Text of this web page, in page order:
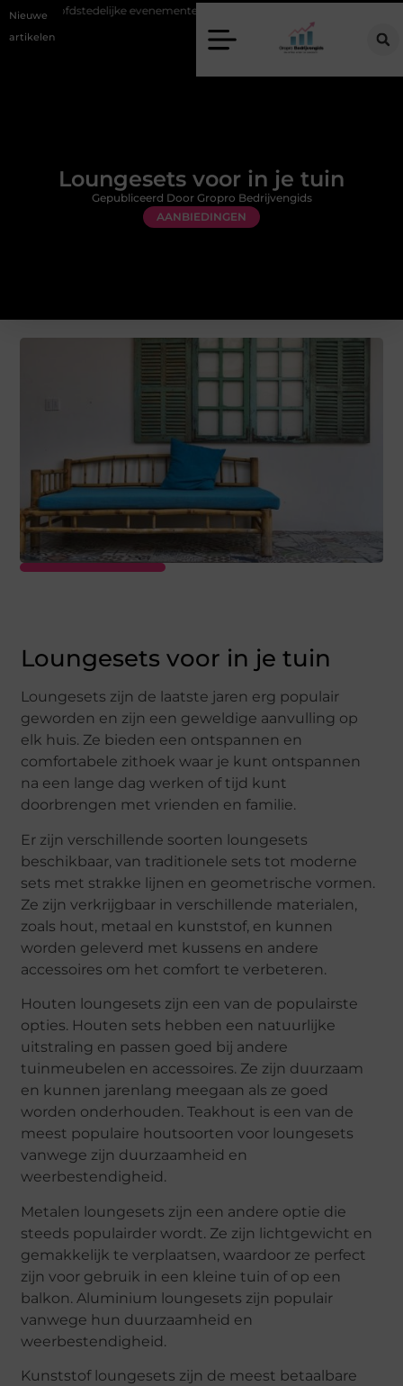
Nieuwe
artikelen
evenementen Alles over flexibele inzet van personeel
Loungesets voor in je tuin
AANBIEDINGEN
Gepubliceerd Door Gropro Bedrijvengids
Loungesets voor in je tuin
Loungesets zijn de laatste jaren erg populair
geworden en zijn een geweldige aanvulling op
elk huis. Ze bieden een ontspannen en
comfortabele zithoek waar je kunt ontspannen
na een lange dag werken of tijd kunt
doorbrengen met vrienden en familie.
Er zijn verschillende soorten loungesets
beschikbaar, van traditionele sets tot moderne
sets met strakke lijnen en geometrische vormen.
Ze zijn verkrijgbaar in verschillende materialen,
zoals hout, metaal en kunststof, en kunnen
worden geleverd met kussens en andere
accessoires om het comfort te verbeteren.
Houten loungesets zijn een van de populairste
opties. Houten sets hebben een natuurlijke
uitstraling en passen goed bij andere
tuinmeubelen en accessoires. Ze zijn duurzaam
en kunnen jarenlang meegaan als ze goed
worden onderhouden. Teakhout is een van de
meest populaire houtsoorten voor loungesets
vanwege zijn duurzaamheid en
weerbestendigheid.
Metalen loungesets zijn een andere optie die
steeds populairder wordt. Ze zijn lichtgewicht en
gemakkelijk te verplaatsen, waardoor ze perfect
zijn voor gebruik in een kleine tuin of op een
balkon. Aluminium loungesets zijn populair
vanwege hun duurzaamheid en
weerbestendigheid.
Kunststof loungesets zijn de meest betaalbare